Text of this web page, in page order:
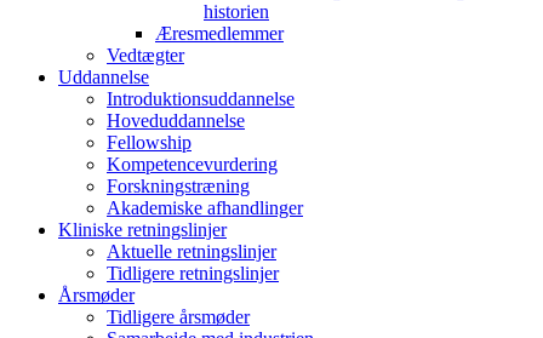
historien
Æresmedlemmer
Vedtægter
Uddannelse
Introduktionsuddannelse
Hoveduddannelse
Fellowship
Kompetencevurdering
Forskningstræning
Akademiske afhandlinger
Kliniske retningslinjer
Aktuelle retningslinjer
Tidligere retningslinjer
Årsmøder
Tidligere årsmøder